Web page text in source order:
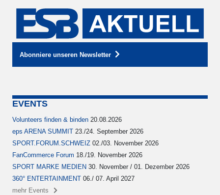
Abonniere unseren Newsletter
EVENTS
Volunteers finden & binden 20.08.2026
eps ARENA SUMMIT 23./24. September 2026
SPORT.FORUM.SCHWEIZ 02./03. November 2026
FanCommerce Forum 18./19. November 2026
SPORT MARKE MEDIEN 30. November / 01. Dezember 2026
360° ENTERTAINMENT 06./ 07. April 2027
mehr Events